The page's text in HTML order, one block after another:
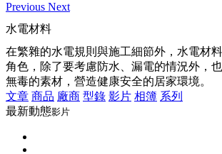
Previous Next
水電材料
在繁雜的水電規則與施工細節外，水電材
角色，除了要考慮防水、漏電的情況外，
無毒的素材，營造健康安全的居家環境。
文章 商品 廠商 型錄 影片 相簿 系列
最新動態影片